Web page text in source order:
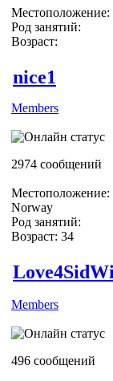
Местоположение:
Род занятий:
Возраст:
nice1
Members
2974 сообщений
Местоположение:
Norway
Род занятий:
Возраст: 34
Members
496 сообщений